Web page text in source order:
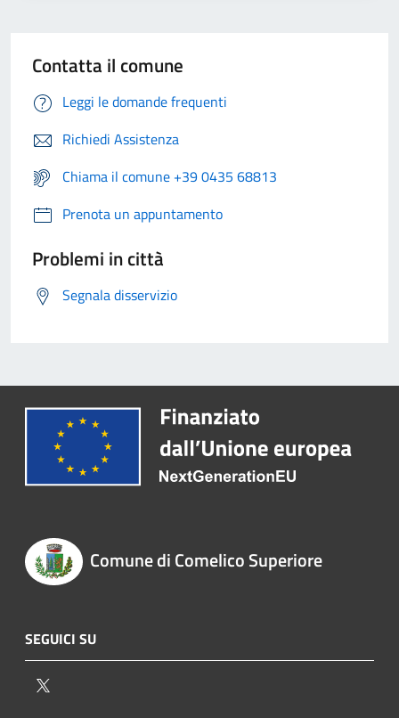
Contatta il comune
Leggi le domande frequenti
Richiedi Assistenza
Chiama il comune +39 0435 68813
Prenota un appuntamento
Problemi in città
Segnala disservizio
Comune di Comelico Superiore
SEGUICI SU